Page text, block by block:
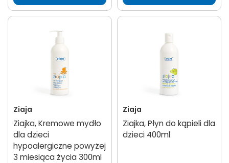
Ziaja
Ziajka, Kremowe mydło
dla dzieci
hypoalergiczne powyżej
3 miesiąca życia 300ml
Ziaja
Ziajka, Płyn do kąpieli dla
dzieci 400ml